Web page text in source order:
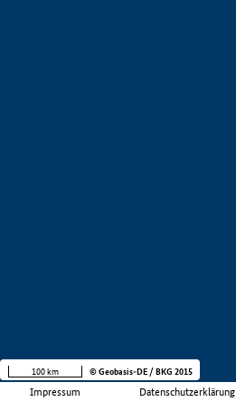
Impressum Datenschutzerklärung
100 km © Geobasis-DE / BKG 2015